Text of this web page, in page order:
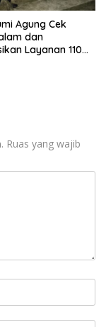
Agung Cek
dan
Layanan 110
Ruas yang wajib